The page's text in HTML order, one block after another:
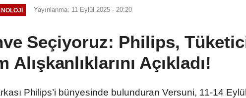
Yayınlanma: 11 Eylül 2025 - 20:20
Seçiyoruz: Philips,
Açıkladı!
Philips’i bünyesinde bulunduran Versuni, 11-14